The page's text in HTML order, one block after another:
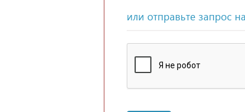
или отправьте запрос